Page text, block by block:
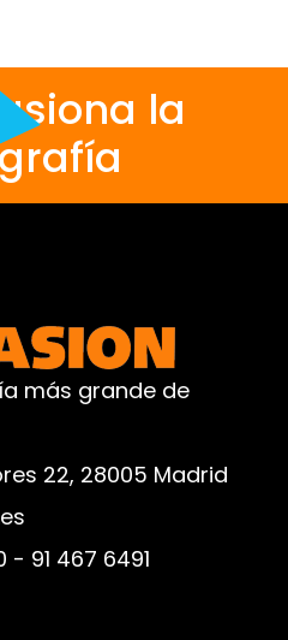
la
más grande de
22, 28005 Madrid
- 91 467 6491